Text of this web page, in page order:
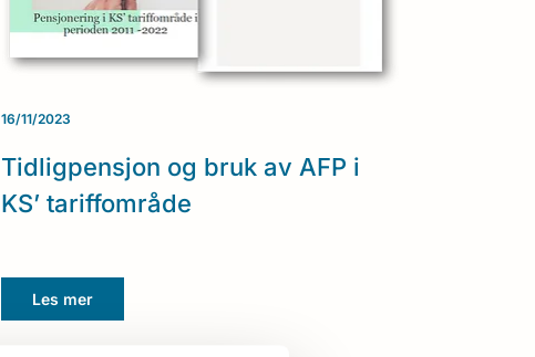
16/11/2023
Tidligpensjon og bruk av AFP i
KS’ tariffområde
Les mer